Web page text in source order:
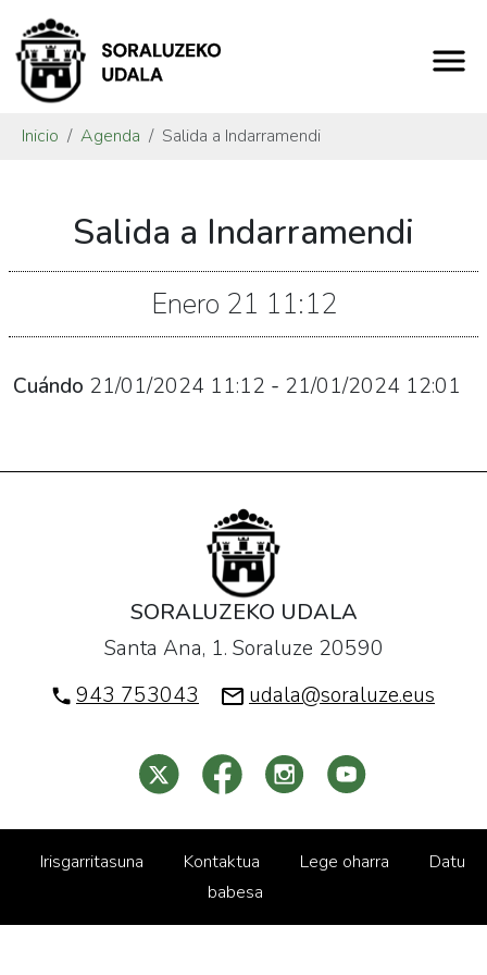
Inicio Agenda Salida a Indarramendi
Indarramendi
2024-
Salida a Indarramendi
Enero 21 11:12
Cuándo 21/01/2024 11:12 - 21/01/2024 12:01
SORALUZEKO UDALA
Santa Ana, 1. Soraluze 20590
943 753043
udala@soraluze.eus
Irisgarritasuna Kontaktua Lege oharra
Datu
babesa